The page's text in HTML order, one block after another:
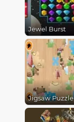
Jewel Burst
Jigsaw Puzzle